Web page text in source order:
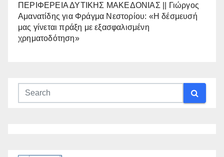
ΠΕΡΙΦΕΡΕΙΑ ΔΥΤΙΚΗΣ ΜΑΚΕΔΟΝΙΑΣ || Γιώργος
Αμανατίδης για Φράγμα Νεστορίου: «Η δέσμευσή
μας γίνεται πράξη με εξασφαλισμένη
χρηματοδότηση»